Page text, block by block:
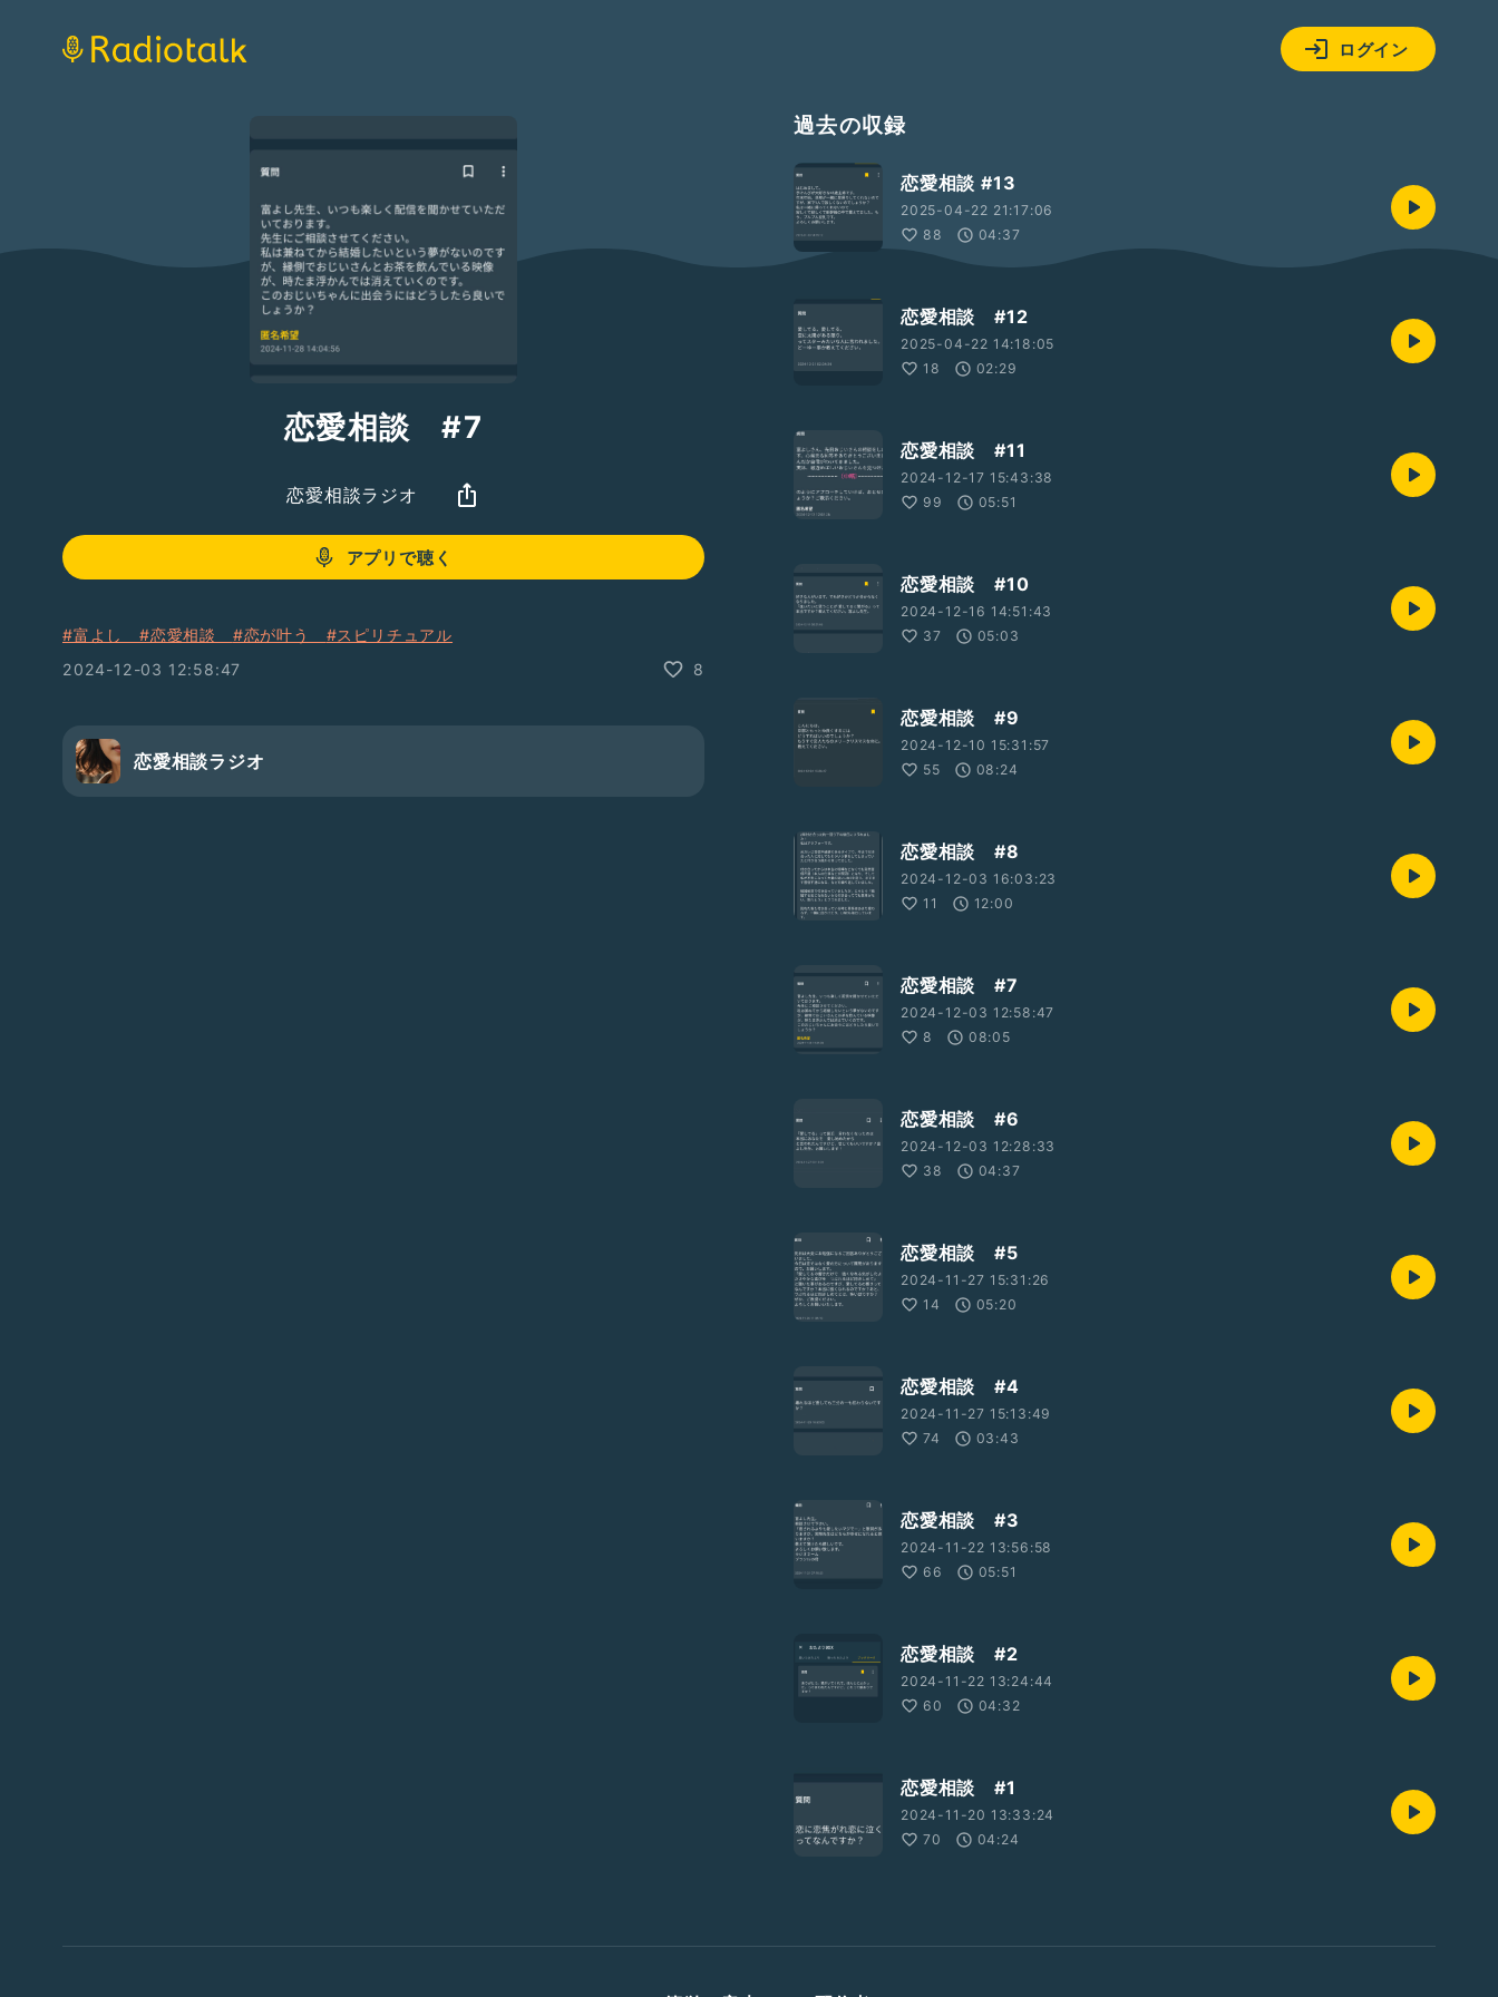
ログイン
恋愛相談 #7
恋愛相談ラジオ
アプリで聴く
#富よし #恋愛相談 #恋が叶う #スピリチュアル
2024-12-03 12:58:47
8
恋愛相談ラジオ
過去の収録
恋愛相談 #13
2025-04-22 21:17:06
88
04:37
恋愛相談 #12
2025-04-22 14:18:05
18
02:29
恋愛相談 #11
2024-12-17 15:43:38
99
05:51
恋愛相談 #10
2024-12-16 14:51:43
37
05:03
恋愛相談 #9
2024-12-10 15:31:57
55
08:24
恋愛相談 #8
2024-12-03 16:03:23
11
12:00
恋愛相談 #7
2024-12-03 12:58:47
8
08:05
恋愛相談 #6
2024-12-03 12:28:33
38
04:37
恋愛相談 #5
2024-11-27 15:31:26
14
05:20
恋愛相談 #4
2024-11-27 15:13:49
74
03:43
恋愛相談 #3
2024-11-22 13:56:58
66
05:51
恋愛相談 #2
2024-11-22 13:24:44
60
04:32
恋愛相談 #1
2024-11-20 13:33:24
70
04:24